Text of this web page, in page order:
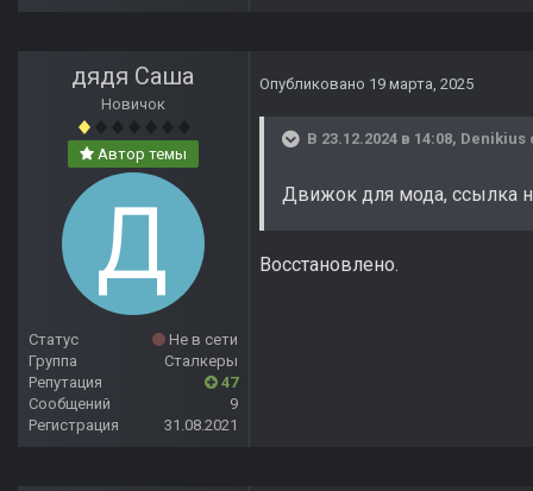
дядя Саша
Новичок
Автор темы
Статус
Не в сети
Группа
Сталкеры
Репутация
47
Сообщений
9
Регистрация
31.08.2021
Опубликовано 19 марта, 2025
В 23.12.2024 в 14:08, Denikius
Движок для мода, ссылка
Восстановлено.